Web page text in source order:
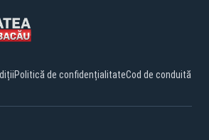
Politică de confidențialitateCod de conduită